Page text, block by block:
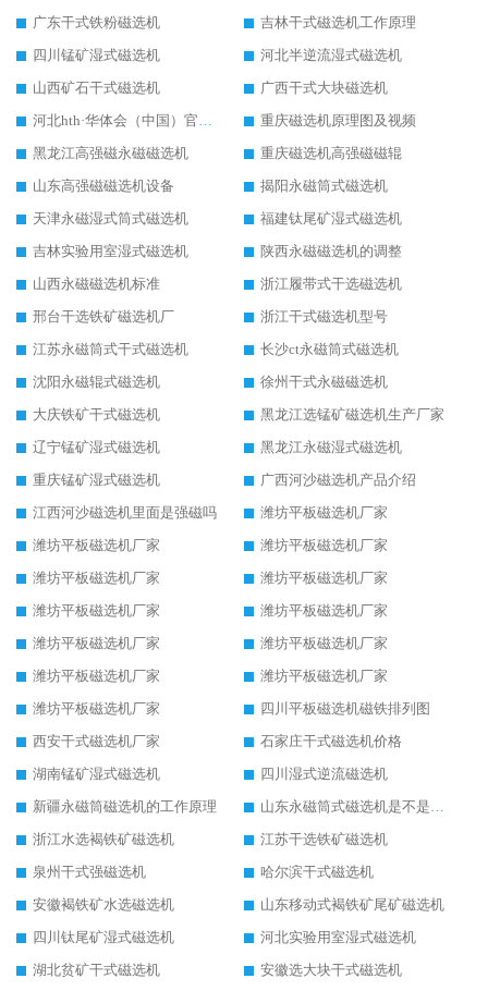
广东干式铁粉磁选机
吉林干式磁选机工作原理
四川锰矿湿式磁选机
河北半逆流湿式磁选机
山西矿石干式磁选机
广西干式大块磁选机
河北hth·华体会（中国）官方网站-hth.com 工作视频
重庆磁选机原理图及视频
黑龙江高强磁永磁磁选机
重庆磁选机高强磁磁辊
山东高强磁磁选机设备
揭阳永磁筒式磁选机
天津永磁湿式筒式磁选机
福建钛尾矿湿式磁选机
吉林实验用室湿式磁选机
陕西永磁磁选机的调整
山西永磁磁选机标准
浙江履带式干选磁选机
邢台干选铁矿磁选机厂
浙江干式磁选机型号
江苏永磁筒式干式磁选机
长沙ct永磁筒式磁选机
沈阳永磁辊式磁选机
徐州干式永磁磁选机
大庆铁矿干式磁选机
黑龙江选锰矿磁选机生产厂家
辽宁锰矿湿式磁选机
黑龙江永磁湿式磁选机
重庆锰矿湿式磁选机
广西河沙磁选机产品介绍
江西河沙磁选机里面是强磁吗
潍坊平板磁选机厂家
潍坊平板磁选机厂家
潍坊平板磁选机厂家
潍坊平板磁选机厂家
潍坊平板磁选机厂家
潍坊平板磁选机厂家
潍坊平板磁选机厂家
潍坊平板磁选机厂家
潍坊平板磁选机厂家
潍坊平板磁选机厂家
潍坊平板磁选机厂家
潍坊平板磁选机厂家
四川平板磁选机磁铁排列图
西安干式磁选机厂家
石家庄干式磁选机价格
湖南锰矿湿式磁选机
四川湿式逆流磁选机
新疆永磁筒磁选机的工作原理
山东永磁筒式磁选机是不是强磁
浙江水选褐铁矿磁选机
江苏干选铁矿磁选机
泉州干式强磁选机
哈尔滨干式磁选机
安徽褐铁矿水选磁选机
山东移动式褐铁矿尾矿磁选机
四川钛尾矿湿式磁选机
河北实验用室湿式磁选机
湖北贫矿干式磁选机
安徽选大块干式磁选机